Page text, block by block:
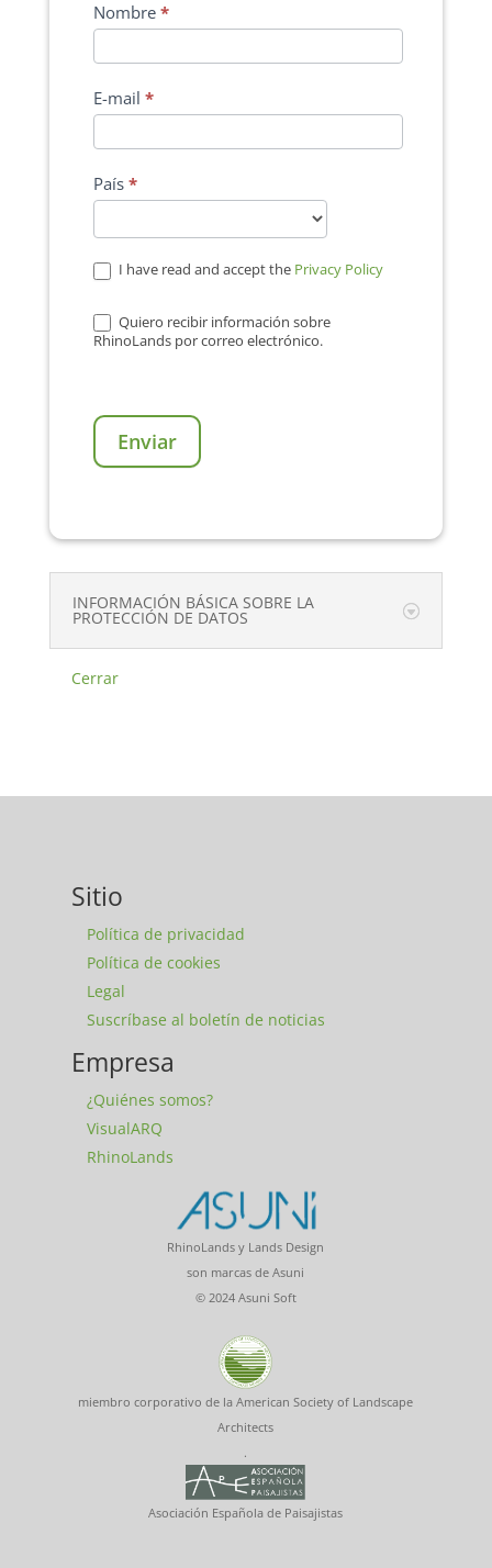
Nombre *
E-mail *
País *
I have read and accept the Privacy Policy
Quiero recibir información sobre
RhinoLands por correo electrónico.
Enviar
INFORMACIÓN BÁSICA SOBRE LA
PROTECCIÓN DE DATOS
Cerrar
Sitio
Política de privacidad
Política de cookies
Legal
Suscríbase al boletín de noticias
Empresa
¿Quiénes somos?
VisualARQ
RhinoLands
RhinoLands y Lands Design
son marcas de Asuni
© 2024 Asuni Soft
miembro corporativo de la American Society of Landscape
Architects
.
Asociación Española de Paisajistas